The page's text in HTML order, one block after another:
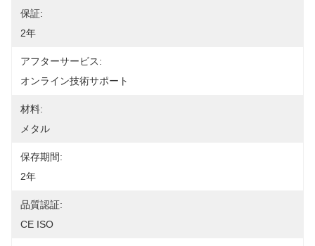
保証:
2年
アフターサービス:
オンライン技術サポート
材料:
メタル
保存期間:
2年
品質認証:
CE ISO